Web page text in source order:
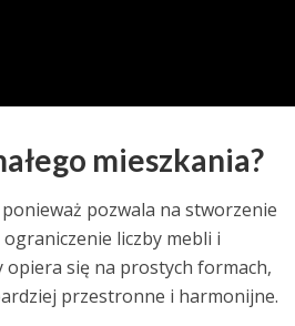
mieszkania?
pozwala na stworzenie
liczby mebli i
się na prostych formach,
przestronne i harmonijne.